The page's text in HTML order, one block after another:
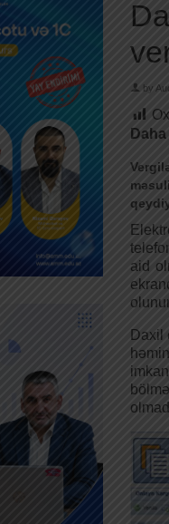
by
aid
Daxil